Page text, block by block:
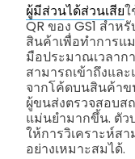
ผู้มีส่วนได้ส่วนเสีย
QR ของ GS1 สำ
สินค้าเพื่อทำการแ
มือประมาณเวลาก
สามารถเข้าถึงแล
จากโค้ดบนสินค้าข
ผู้ขนส่งตรวจสอบส
แม่นยำมากขึ้น. ตัว
ให้การวิเคราะห์ส
อย่างเหมาะสมได้.